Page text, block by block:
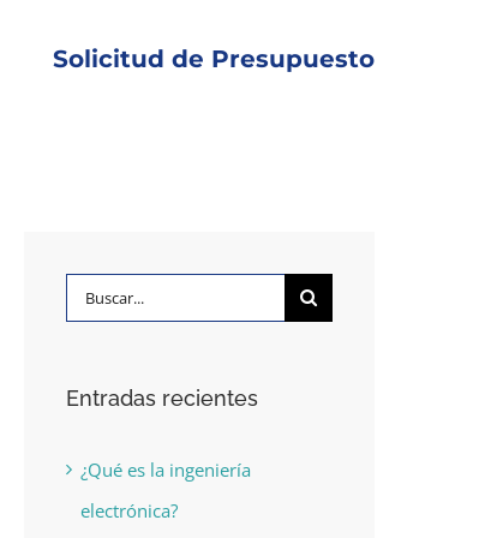
Solicitud de Presupuesto
Buscar:
Entradas recientes
¿Qué es la ingeniería
electrónica?